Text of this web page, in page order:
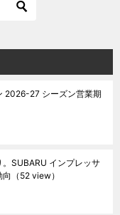
2026-27 シーズン営業期
SUBARU インプレッサ
（52 view）